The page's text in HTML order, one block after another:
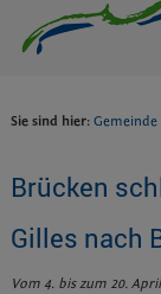
Sie sind hier:
Brücken
Gilles nach
Vom 4. bis zum 20.